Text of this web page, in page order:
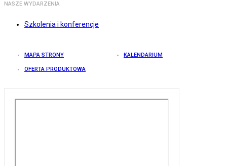
NASZE WYDARZENIA
Szkolenia i konferencje
MAPA STRONY KALENDARIUM
OFERTA PRODUKTOWA